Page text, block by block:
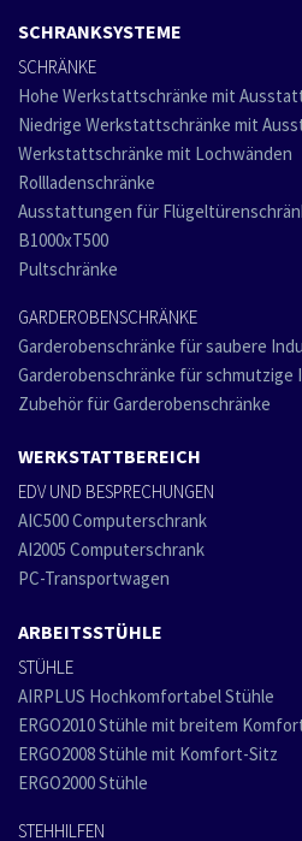
SCHRANKSYSTEME
SCHRÄNKE
Hohe Werkstattschränke mit
Niedrige Werkstattschränke mit
Werkstattschränke mit Lochwänden
Rollladenschränke
Ausstattungen für
B1000xT500
Pultschränke
GARDEROBENSCHRÄNKE
Garderobenschränke für saubere
Garderobenschränke für schmutzige
Zubehör für Garderobenschränke
WERKSTATTBEREICH
EDV UND BESPRECHUNGEN
AIC500 Computerschrank
AI2005 Computerschrank
PC-Transportwagen
ARBEITSSTÜHLE
STÜHLE
AIRPLUS Hochkomfortabel Stühle
ERGO2010 Stühle mit breitem
ERGO2008 Stühle mit Komfort-Sitz
ERGO2000 Stühle
STEHHILFEN